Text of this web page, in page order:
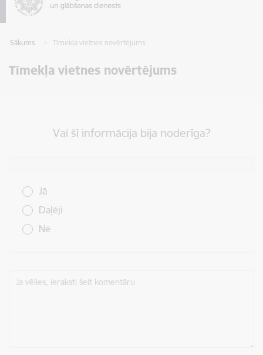
Sākums Tīmekļa vietnes novērtējums
Tīmekļa vietnes novērtējums
Vai šī informācija bija noderīga?
Jā
Daļēji
Nē
Ja vēlies, ieraksti šeit komentāru